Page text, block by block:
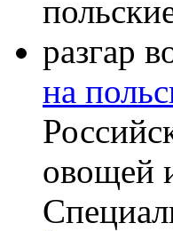
на
овощей